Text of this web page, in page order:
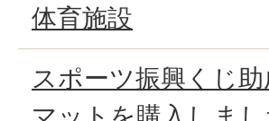
体育施設
スポーツ振興くじ